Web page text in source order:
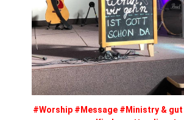
#Worship #Message #Ministry &